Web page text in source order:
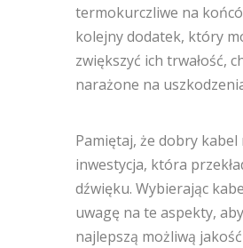
termokurczliwe na
kolejny dodatek, który
zwiększyć ich trwałość,
narażone na
Pamiętaj, że dobry
inwestycja, która
dźwięku. Wybierając
uwagę na te aspekty,
najlepszą możliwą